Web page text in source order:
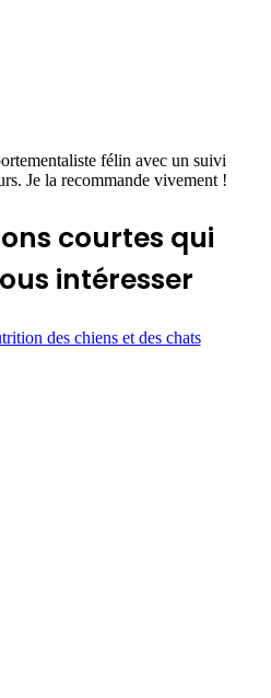
félin avec un suivi
Je la recommande vivement !
courtes qui
intéresser